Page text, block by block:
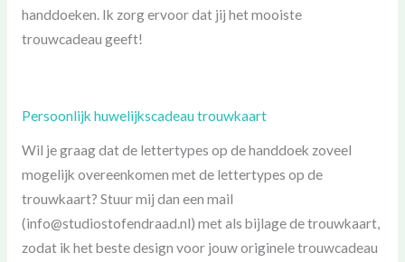
handdoeken. Ik zorg ervoor dat jij het mooiste
trouwcadeau geeft!
Persoonlijk huwelijkscadeau trouwkaart
Wil je graag dat de lettertypes op de handdoek zoveel
mogelijk overeenkomen met de lettertypes op de
trouwkaart? Stuur mij dan een mail
(info@studiostofendraad.nl) met als bijlage de trouwkaart,
zodat ik het beste design voor jouw originele trouwcadeau